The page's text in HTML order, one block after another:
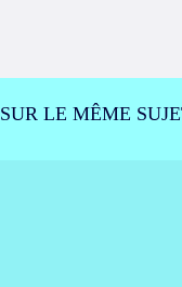
SUR LE MÊME